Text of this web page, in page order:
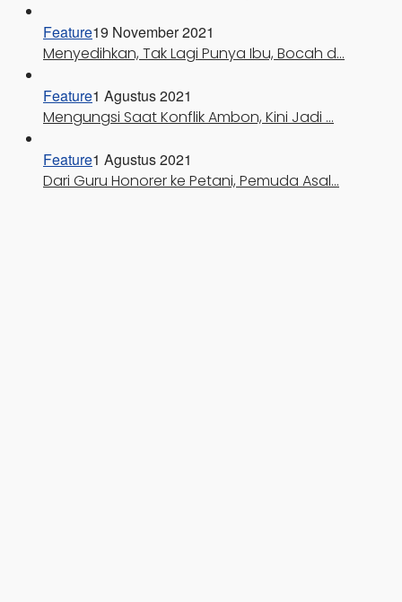
Feature19 November 2021
Menyedihkan, Tak Lagi Punya Ibu, Bocah d…
Feature1 Agustus 2021
Mengungsi Saat Konflik Ambon, Kini Jadi …
Feature1 Agustus 2021
Dari Guru Honorer ke Petani, Pemuda Asal…